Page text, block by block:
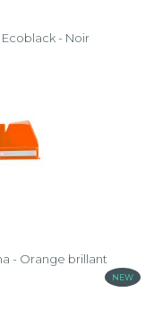
- Noir
- Orange brillant
NEW